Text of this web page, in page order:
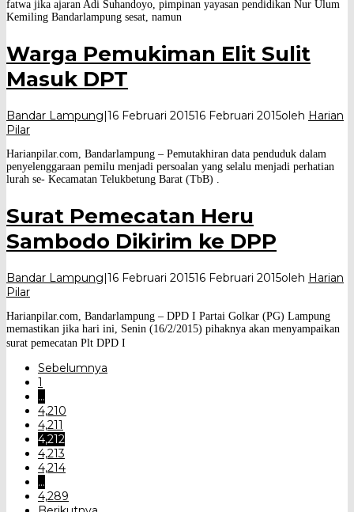
fatwa jika ajaran Adi Suhandoyo, pimpinan yayasan pendidikan Nur Ulum
Kemiling Bandarlampung sesat, namun
Warga Pemukiman Elit Sulit
Masuk DPT
Bandar Lampung|16 Februari 201516 Februari 2015oleh Harian
Pilar
Harianpilar.com, Bandarlampung – Pemutakhiran data penduduk dalam
penyelenggaraan pemilu menjadi persoalan yang selalu menjadi perhatian
lurah se- Kecamatan Telukbetung Barat (TbB) .
Surat Pemecatan Heru
Sambodo Dikirim ke DPP
Bandar Lampung 16 Februari 201516 Februari 2015oleh Harian
Pilar
Harianpilar.com, Bandarlampung – DPD I Partai Golkar (PG) Lampung
memastikan jika hari ini, Senin (16/2/2015) pihaknya akan menyampaikan
surat pemecatan Plt DPD I
Sebelumnya
1
…
4,210
4,211
4,212
4,213
4,214
…
4,289